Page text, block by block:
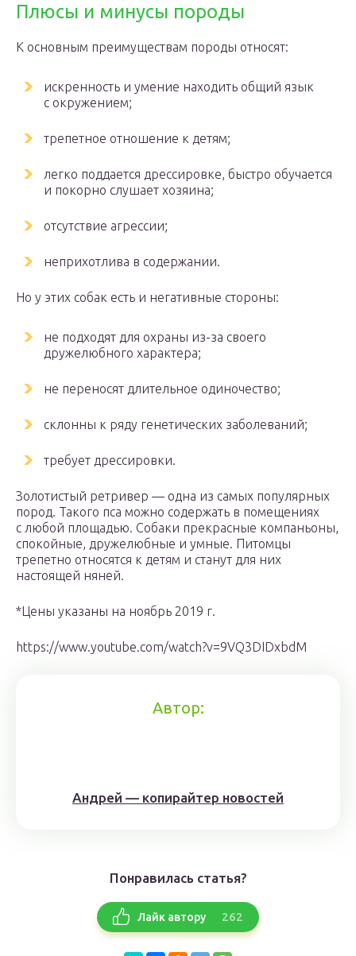
Плюсы и минусы породы
К основным преимуществам породы относят:
искренность и умение находить общий язык
с окружением;
трепетное отношение к детям;
легко поддается дрессировке, быстро обучается
и покорно слушает хозяина;
отсутствие агрессии;
неприхотлива в содержании.
Но у этих собак есть и негативные стороны:
не подходят для охраны из-за своего
дружелюбного характера;
не переносят длительное одиночество;
склонны к ряду генетических заболеваний;
требует дрессировки.
Золотистый ретривер — одна из самых популярных
пород. Такого пса можно содержать в помещениях
с любой площадью. Собаки прекрасные компаньоны,
спокойные, дружелюбные и умные. Питомцы
трепетно относятся к детям и станут для них
настоящей няней.
*Цены указаны на ноябрь 2019 г.
https://www.youtube.com/watch?v=9VQ3DIDxbdM
Автор:
Андрей — копирайтер новостей
Понравилась статья?
Лайк автору 262